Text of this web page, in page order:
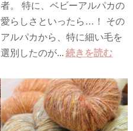
者。 特に、ベビーアルパカの
愛らしさといったら…！ その
アルパカから、特に細い毛を
選別したのが... 続きを読む